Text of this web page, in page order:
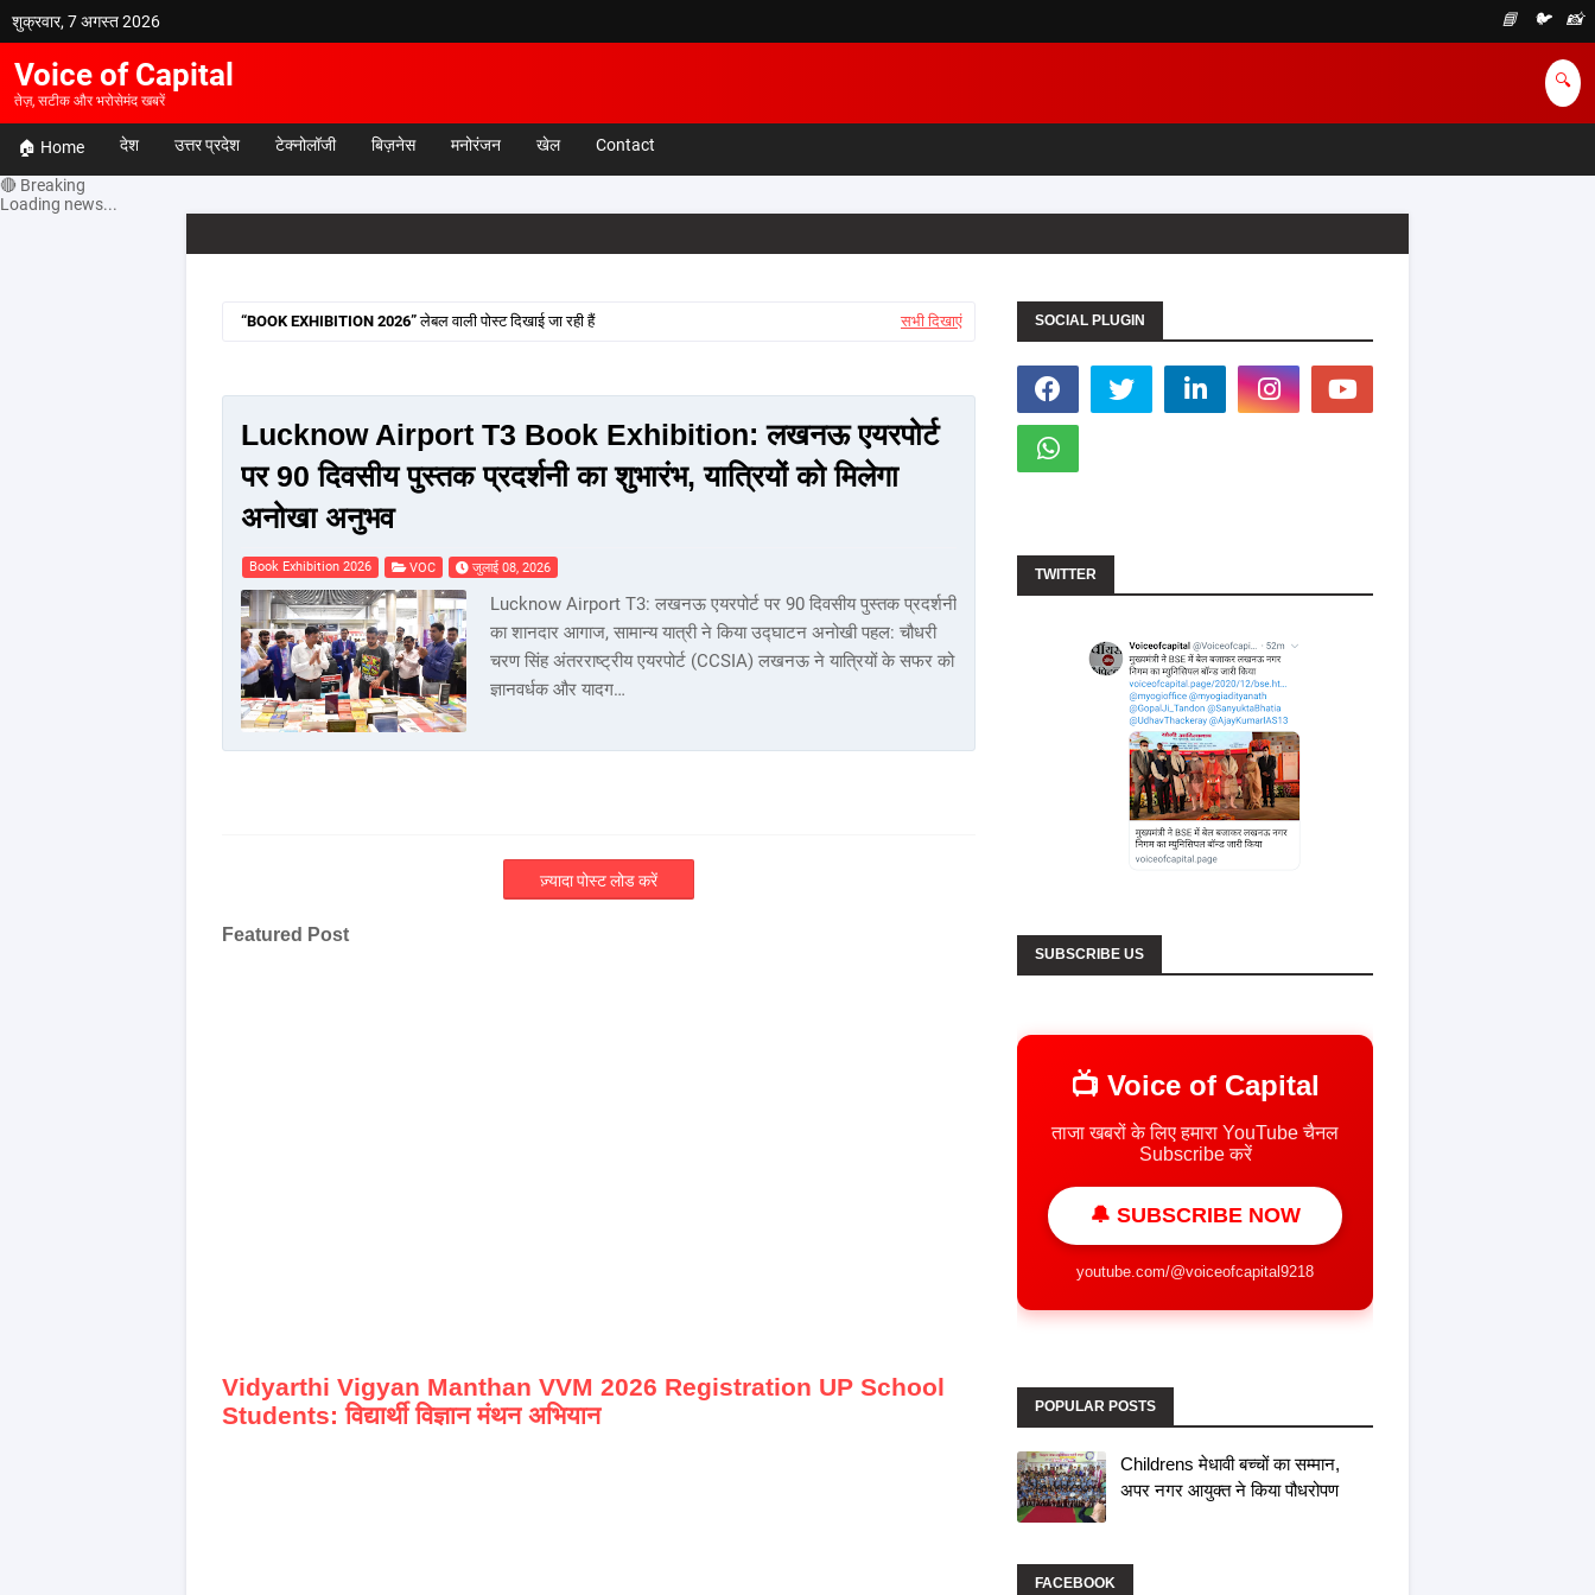
शुक्रवार, 7 अगस्त 2026 📘 🐦 📸
Voice of Capital
तेज़, सटीक और भरोसेमंद खबरें
🔍
🏠 Home देश उत्तर प्रदेश टेक्नोलॉजी बिज़नेस मनोरंजन खेल Contact
🔴 Breaking
Loading news...
BOOK EXHIBITION 2026 लेबल वाली पोस्ट दिखाई जा रही हैं सभी दिखाएं
Lucknow Airport T3 Book Exhibition: लखनऊ एयरपोर्ट
पर 90 दिवसीय पुस्तक प्रदर्शनी का शुभारंभ, यात्रियों को मिलेगा
अनोखा अनुभव
Book Exhibition 2026 VOC जुलाई 08, 2026
Lucknow Airport T3: लखनऊ एयरपोर्ट पर 90 दिवसीय पुस्तक प्रदर्शनी
का शानदार आगाज, सामान्य यात्री ने किया उद्घाटन अनोखी पहल: चौधरी
चरण सिंह अंतरराष्ट्रीय एयरपोर्ट (CCSIA) लखनऊ ने यात्रियों के सफर को
ज्ञानवर्धक और यादग…
ज़्यादा पोस्ट लोड करें
Featured Post
Vidyarthi Vigyan Manthan VVM 2026 Registration UP School
Students: विद्यार्थी विज्ञान मंथन अभियान
SOCIAL PLUGIN
TWITTER
SUBSCRIBE US
📺 Voice of Capital
ताजा खबरों के लिए हमारा YouTube चैनल
Subscribe करें
🔔 SUBSCRIBE NOW
youtube.com/@voiceofcapital9218
POPULAR POSTS
Childrens मेधावी बच्चों का सम्मान,
अपर नगर आयुक्त ने किया पौधरोपण
FACEBOOK